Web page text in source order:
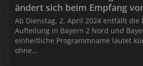
ändert sich beim Empfang
BR.de
Ab Dienstag, 2. April 2024 entfällt die
Aufteilung in Bayern 2 Nord und
einheitliche Programmname lautet
ohne…